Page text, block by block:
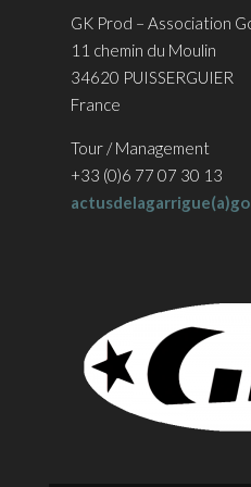
GK Prod – Association
11 chemin du Moulin
34620 PUISSERGUIER
France
Tour / Management
+33 (0)6 77 07 30 13